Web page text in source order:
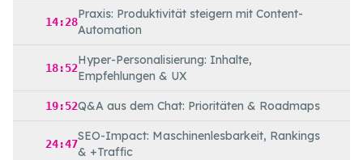
14:28
Praxis: Produktivität steigern mit Content-
Automation
18:52
Hyper-Personalisierung: Inhalte,
Empfehlungen & UX
19:52Q&A aus dem Chat: Prioritäten & Roadmaps
24:47
SEO-Impact: Maschinenlesbarkeit, Rankings
& +Traffic